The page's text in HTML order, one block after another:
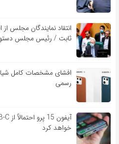
انتقاد نمایندگان مجلس
ثابت / رئیس مجلس
رسمی
خواهد کرد